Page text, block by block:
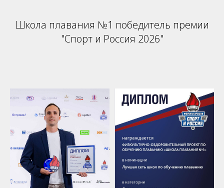
Школа плавания №1 победитель премии
"Спорт и Россия 2026"